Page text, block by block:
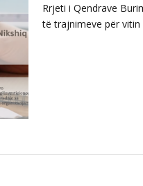
Rrjeti i Qendrave
të trajnimeve për vitin